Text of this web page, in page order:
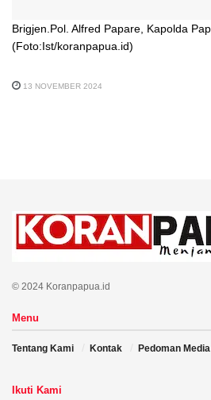
Brigjen.Pol. Alfred Papare, Kapolda
(Foto:Ist/koranpapua.id)
13 NOVEMBER 2024
© 2024 Koranpapua.id
Menu
Tentang Kami Kontak Pedoman
Ikuti Kami